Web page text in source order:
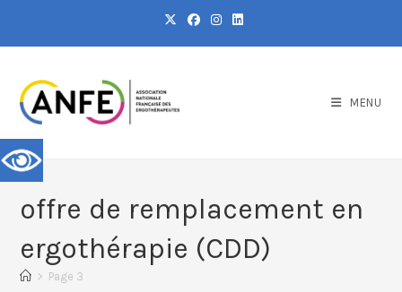
MENU
offre de remplacement en
ergothérapie (CDD)
> Page 3